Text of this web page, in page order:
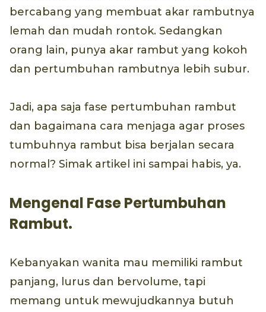
bercabang yang membuat akar rambutnya
lemah dan mudah rontok. Sedangkan
orang lain, punya akar rambut yang kokoh
dan pertumbuhan rambutnya lebih subur.
Jadi, apa saja fase pertumbuhan rambut
dan bagaimana cara menjaga agar proses
tumbuhnya rambut bisa berjalan secara
normal? Simak artikel ini sampai habis, ya.
Mengenal Fase Pertumbuhan
Rambut.
Kebanyakan wanita mau memiliki rambut
panjang, lurus dan bervolume, tapi
memang untuk mewujudkannya butuh